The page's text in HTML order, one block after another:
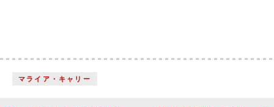
マライア・キャリー